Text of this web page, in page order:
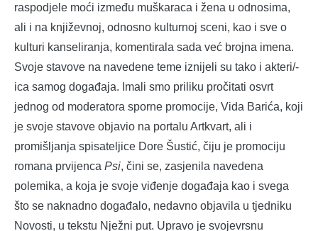
raspodjele moći između muškaraca i žena u odnosima,
ali i na književnoj, odnosno kulturnoj sceni, kao i sve o
kulturi kanseliranja, komentirala sada već brojna imena.
Svoje stavove na navedene teme iznijeli su tako i akteri/-
ica samog događaja. Imali smo priliku pročitati osvrt
jednog od moderatora sporne promocije, Vida Barića, koji
je svoje stavove objavio na portalu Artkvart, ali i
promišljanja spisateljice Dore Šustić, čiju je promociju
romana prvijenca Psi, čini se, zasjenila navedena
polemika, a koja je svoje viđenje događaja kao i svega
što se naknadno događalo, nedavno objavila u tjedniku
Novosti, u tekstu Nježni put. Upravo je svojevrsnu